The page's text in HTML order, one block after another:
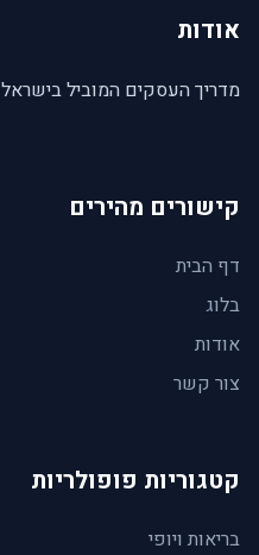
אודות
מדריך העסקים המוביל בישראל
קישורים מהירים
דף הבית
בלוג
אודות
צור קשר
קטגוריות פופולריות
בריאות ויופי